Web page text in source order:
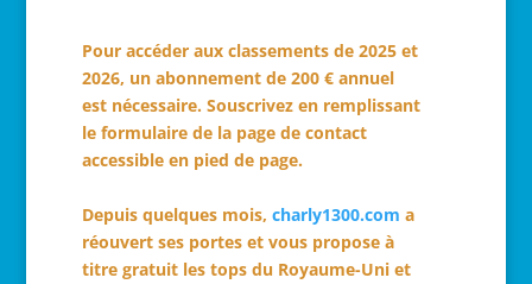
Pour accéder aux classements de 2025 et
2026, un abonnement de 200 € annuel
est nécessaire. Souscrivez en remplissant
le formulaire de la page de contact
accessible en pied de page.
Depuis quelques mois, charly1300.com a
réouvert ses portes et vous propose à
titre gratuit les tops du Royaume-Uni et